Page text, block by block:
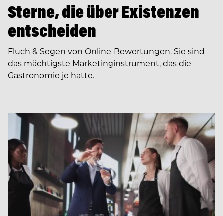
Sterne, die über Existenzen
entscheiden
Fluch & Segen von Online-Bewertungen. Sie sind
das mächtigste Marketinginstrument, das die
Gastronomie je hatte.